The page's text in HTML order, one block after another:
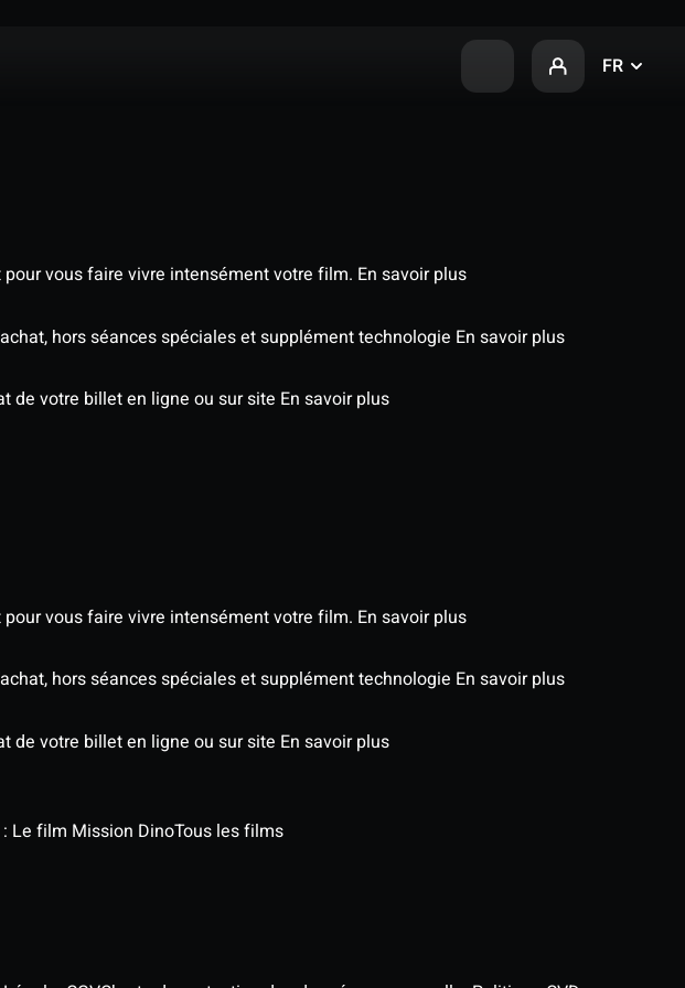
FR
vous faire vivre intensément votre film. En savoir plus
hors séances spéciales et supplément technologie En savoir plus
de votre billet en ligne ou sur site En savoir plus
vous faire vivre intensément votre film. En savoir plus
hors séances spéciales et supplément technologie En savoir plus
de votre billet en ligne ou sur site En savoir plus
Le film Mission DinoTous les films